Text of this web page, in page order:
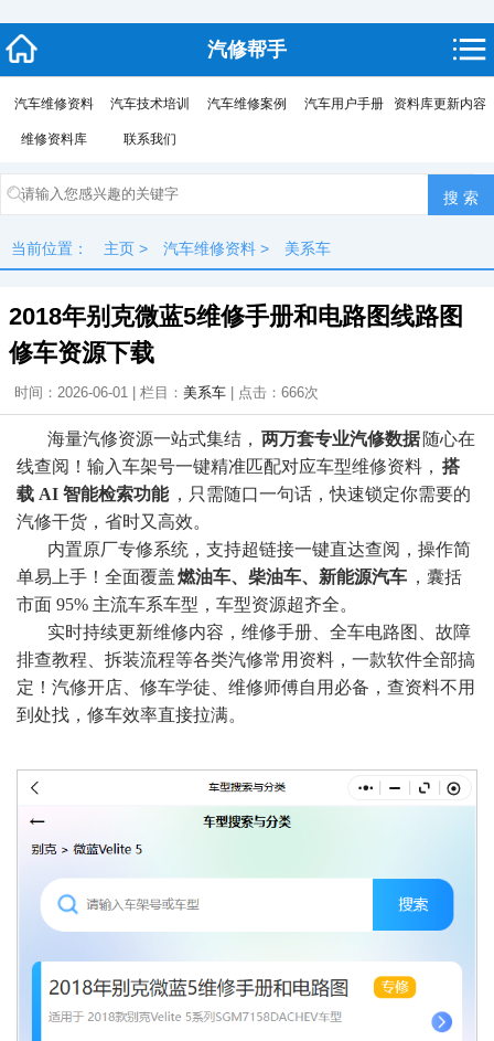
汽修帮手
汽车维修资料 汽车技术培训 汽车维修案例 汽车用户手册 资料库更新内容
维修资料库 联系我们
当前位置： 主页 > 汽车维修资料 > 美系车
2018年别克微蓝5维修手册和电路图线路图
修车资源下载
时间：2026-06-01 | 栏目： 美系车 | 点击： 666次
海量汽修资源一站式集结， 两万套专业汽修数据 随心在
线查阅！输入车架号一键精准匹配对应车型维修资料， 搭
载 AI 智能检索功能 ，只需随口一句话，快速锁定你需要的
汽修干货，省时又高效。
内置原厂专修系统，支持超链接一键直达查阅，操作简
单易上手！全面覆盖燃油车、柴油车、新能源汽车 ，囊括
市面 95% 主流车系车型，车型资源超齐全。
实时持续更新维修内容，维修手册、全车电路图、故障
排查教程、拆装流程等各类汽修常用资料，一款软件全部搞
定！汽修开店、修车学徒、维修师傅自用必备，查资料不用
到处找，修车效率直接拉满。